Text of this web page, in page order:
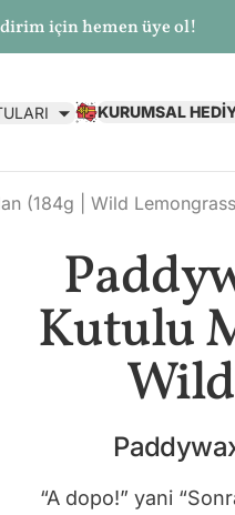
için hemen üye ol!
KURUMSAL
(184g | Wild
Kutulu
“A dopo!” yani